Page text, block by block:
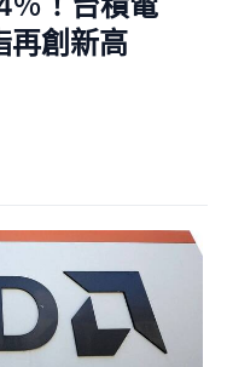
再創新高